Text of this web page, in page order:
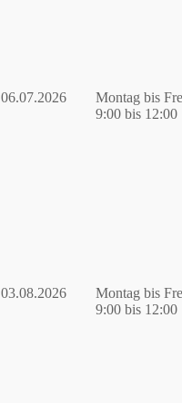
06.07.2026
Montag bis
9:00 bis 12:00
03.08.2026
Montag bis
9:00 bis 12:00